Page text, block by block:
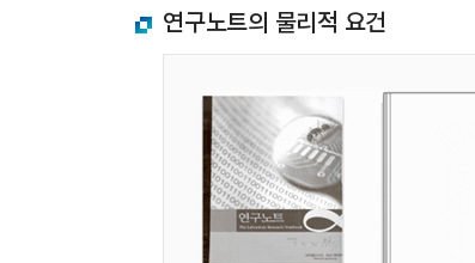
연구노트의 물리적 요건